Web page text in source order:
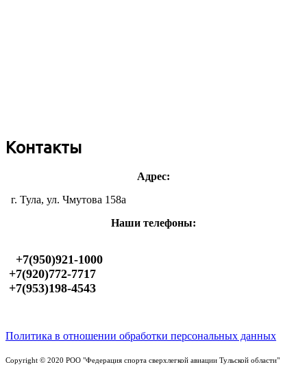
Контакты
Адрес:
г. Тула, ул. Чмутова 158а
Наши телефоны:
+7(950)921-1000
+7(920)772-7717
+7(953)198-4543
Политика в отношении обработки персональных данных
Copyright © 2020 РОО "Федерация спорта сверхлегкой авиации Тульской области"